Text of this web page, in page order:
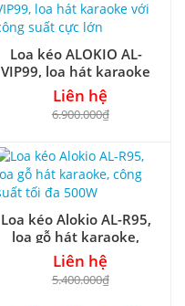
Loa kéo ALOKIO AL-
VIP99, loa hát karaoke
với công suất cực lớn
Liên hệ
6.900.000₫
Loa kéo Alokio AL-R95,
loa gỗ hát karaoke,
công suất tối đa 500W
Liên hệ
5.400.000₫